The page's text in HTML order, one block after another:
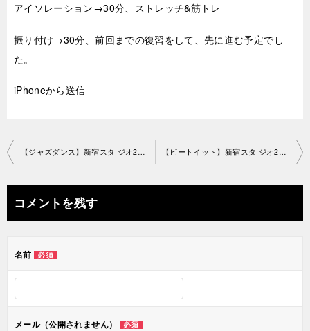
アイソレーション→30分、ストレッチ&筋トレ
振り付け→30分、前回までの復習をして、先に進む予定でし
た。
iPhoneから送信
投
ナ
ビ
ー
コメントを残す
名前 必須
メール（公開されません） 必須